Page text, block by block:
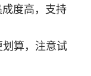
度高，支持
算，注意试